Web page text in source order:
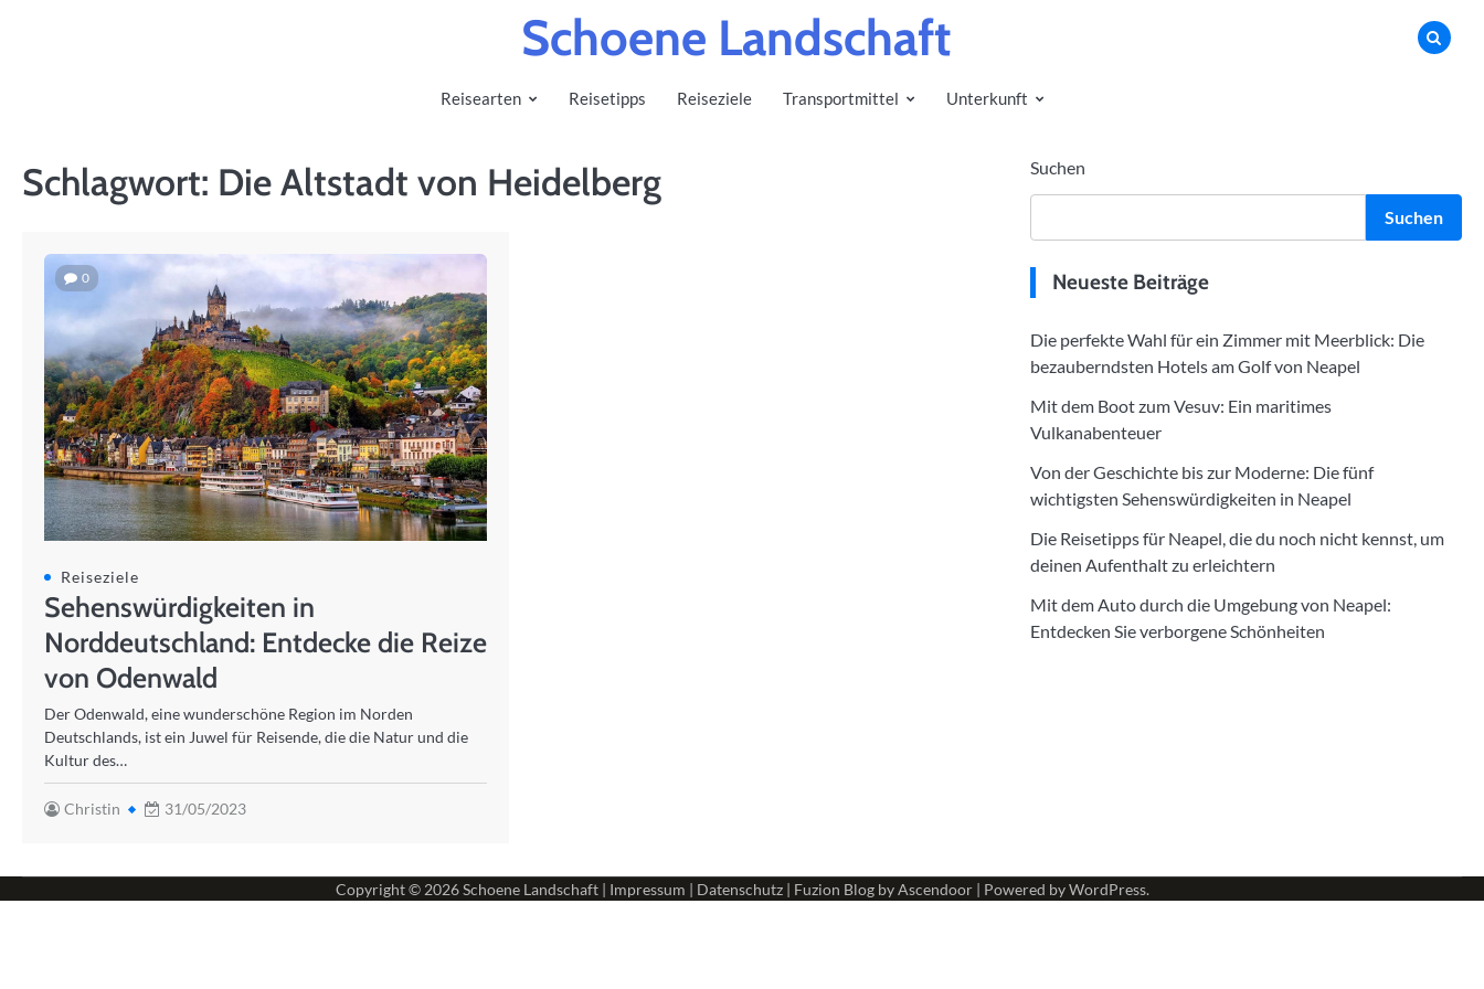
Schoene Landschaft
Reisearten Reisetipps Reiseziele Transportmittel Unterkunft
Schlagwort: Die Altstadt von Heidelberg
0
Reiseziele
Sehenswürdigkeiten in
Norddeutschland: Entdecke die Reize
von Odenwald
Der Odenwald, eine wunderschöne Region im Norden
Deutschlands, ist ein Juwel für Reisende, die die Natur und die
Kultur des…
Christin 31/05/2023
Suchen
Suchen
Neueste Beiträge
Die perfekte Wahl für ein Zimmer mit Meerblick: Die
bezauberndsten Hotels am Golf von Neapel
Mit dem Boot zum Vesuv: Ein maritimes
Vulkanabenteuer
Von der Geschichte bis zur Moderne: Die fünf
wichtigsten Sehenswürdigkeiten in Neapel
Die Reisetipps für Neapel, die du noch nicht kennst, um
deinen Aufenthalt zu erleichtern
Mit dem Auto durch die Umgebung von Neapel:
Entdecken Sie verborgene Schönheiten
Copyright © 2026Schoene Landschaft| Impressum | Datenschutz| Fuzion Blog byAscendoor| Powered byWordPress.